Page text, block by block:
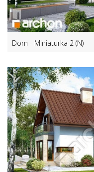
Dom - Miniaturka 2 (N)